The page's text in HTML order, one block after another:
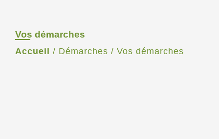
Vos démarches
Accueil / Démarches / Vos démarches